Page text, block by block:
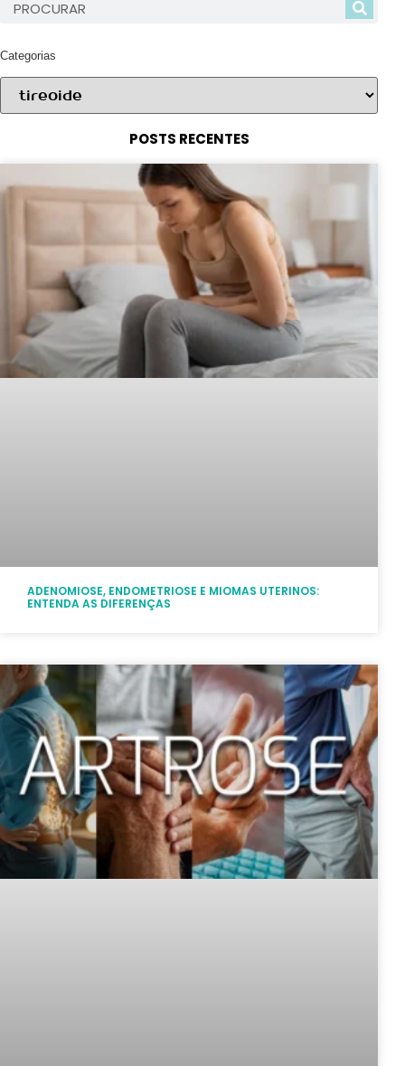
Categorias
POSTS RECENTES
ADENOMIOSE, ENDOMETRIOSE E MIOMAS UTERINOS:
ENTENDA AS DIFERENÇAS